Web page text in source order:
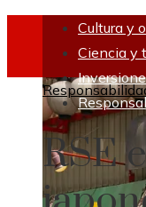
Cultura y
Ciencia y
RSE